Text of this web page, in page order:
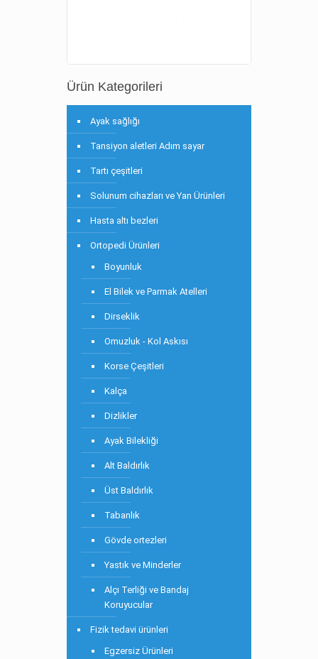
Ürün Kategorileri
Ayak sağlığı
Tansiyon aletleri Adım sayar
Tartı çeşitleri
Solunum cihazları ve Yan Ürünleri
Hasta altı bezleri
Ortopedi Ürünleri
Boyunluk
El Bilek ve Parmak Atelleri
Dirseklik
Omuzluk - Kol Askısı
Korse Çeşitleri
Kalça
Dizlikler
Ayak Bilekliği
Alt Baldırlık
Üst Baldırlık
Tabanlık
Gövde ortezleri
Yastık ve Minderler
Alçı Terliği ve Bandaj
Koruyucular
Fizik tedavi ürünleri
Egzersiz Ürünleri